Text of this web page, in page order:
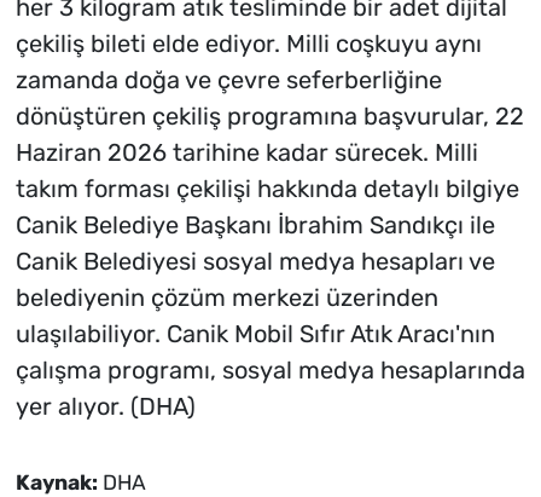
her 3 kilogram atık tesliminde bir adet dijital
çekiliş bileti elde ediyor. Milli coşkuyu aynı
zamanda doğa ve çevre seferberliğine
dönüştüren çekiliş programına başvurular, 22
Haziran 2026 tarihine kadar sürecek. Milli
takım forması çekilişi hakkında detaylı bilgiye
Canik Belediye Başkanı İbrahim Sandıkçı ile
Canik Belediyesi sosyal medya hesapları ve
belediyenin çözüm merkezi üzerinden
ulaşılabiliyor. Canik Mobil Sıfır Atık Aracı'nın
çalışma programı, sosyal medya hesaplarında
yer alıyor. (DHA)
Kaynak: DHA